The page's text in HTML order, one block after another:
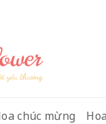
chúc mừng